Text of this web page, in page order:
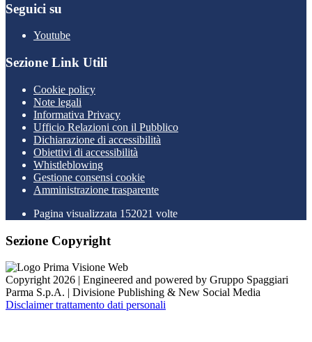
Seguici su
Youtube
Sezione Link Utili
Cookie policy
Note legali
Informativa Privacy
Ufficio Relazioni con il Pubblico
Dichiarazione di accessibilità
Obiettivi di accessibilità
Whistleblowing
Gestione consensi cookie
Amministrazione trasparente
Pagina visualizzata 152021 volte
Sezione Copyright
Copyright 2026 | Engineered and powered by Gruppo Spaggiari
Parma S.p.A. | Divisione Publishing & New Social Media
Disclaimer trattamento dati personali